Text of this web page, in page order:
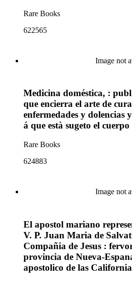
Rare Books
622565
Image not
Medicina doméstica, :
que encierra el arte de
enfermedades y dolencias
á que està sugeto el
Rare Books
624883
Image not
El apostol mariano
V. P. Juan Maria de
Compañia de Jesus :
provincia de Nueva-
apostolico de las